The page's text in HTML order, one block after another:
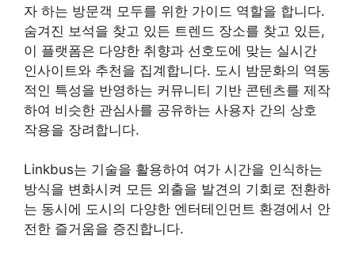
자 하는 방문객 모두를 위한 가이드 역할을 합니다.
숨겨진 보석을 찾고 있든 트렌드 장소를 찾고 있든,
이 플랫폼은 다양한 취향과 선호도에 맞는 실시간
인사이트와 추천을 집계합니다. 도시 밤문화의 역동
적인 특성을 반영하는 커뮤니티 기반 콘텐츠를 제작
하여 비슷한 관심사를 공유하는 사용자 간의 상호
작용을 장려합니다.
Linkbus는 기술을 활용하여 여가 시간을 인식하는
방식을 변화시켜 모든 외출을 발견의 기회로 전환하
는 동시에 도시의 다양한 엔터테인먼트 환경에서 안
전한 즐거움을 증진합니다.